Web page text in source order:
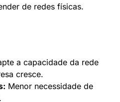
de redes físicas.
a capacidade da rede
cresce.
Menor necessidade de